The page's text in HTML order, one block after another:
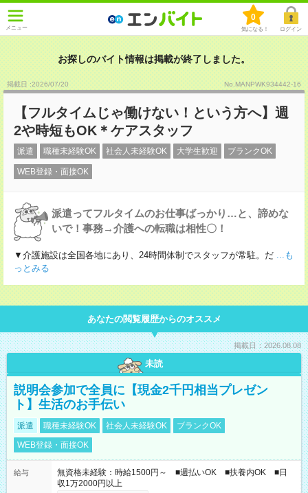
メニュー
0
気になる！ ログイン
お探しのバイト情報は掲載が終了しました。
掲載日 :2026/07/20 No.MANPWK934442-16
【フルタイムじゃ働けない！という方へ】週
2や時短もOK＊ケアスタッフ
派遣 職種未経験OK 社会人未経験OK 大学生歓迎 ブランクOK
WEB登録・面接OK
派遣ってフルタイムのお仕事ばっかり…と、諦めな
いで！事務→介護への転職は相性〇！
▼介護施設は全国各地にあり、24時間体制でスタッフが常駐。だ ...も
っとみる
あなたの閲覧履歴からのオススメ
掲載日：2026.08.08
未読
説明会参加で全員に【現金2千円相当プレゼン
ト】生活のお手伝い
派遣 職種未経験OK 社会人未経験OK
ブランクOK
WEB登録・面接OK
給与
無資格未経験：時給1500円～ ■週払いOK ■扶養内OK ■日
収1万2000円以上